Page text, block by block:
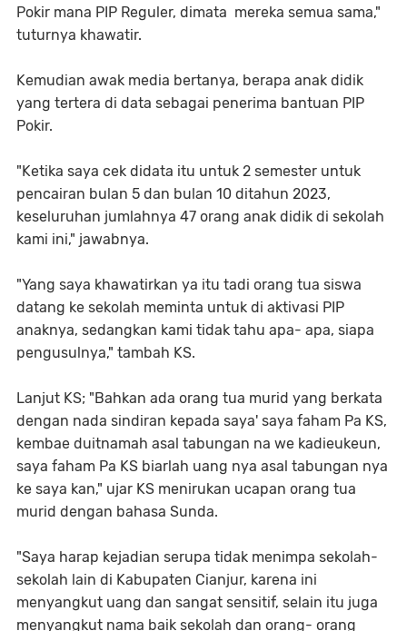
Pokir mana PIP Reguler, dimata mereka semua sama,"
tuturnya khawatir.
Kemudian awak media bertanya, berapa anak didik
yang tertera di data sebagai penerima bantuan PIP
Pokir.
"Ketika saya cek didata itu untuk 2 semester untuk
pencairan bulan 5 dan bulan 10 ditahun 2023,
keseluruhan jumlahnya 47 orang anak didik di sekolah
kami ini," jawabnya.
"Yang saya khawatirkan ya itu tadi orang tua siswa
datang ke sekolah meminta untuk di aktivasi PIP
anaknya, sedangkan kami tidak tahu apa- apa, siapa
pengusulnya," tambah KS.
Lanjut KS; "Bahkan ada orang tua murid yang berkata
dengan nada sindiran kepada saya' saya faham Pa KS,
kembae duitnamah asal tabungan na we kadieukeun,
saya faham Pa KS biarlah uang nya asal tabungan nya
ke saya kan," ujar KS menirukan ucapan orang tua
murid dengan bahasa Sunda.
"Saya harap kejadian serupa tidak menimpa sekolah-
sekolah lain di Kabupaten Cianjur, karena ini
menyangkut uang dan sangat sensitif, selain itu juga
menyangkut nama baik sekolah dan orang- orang